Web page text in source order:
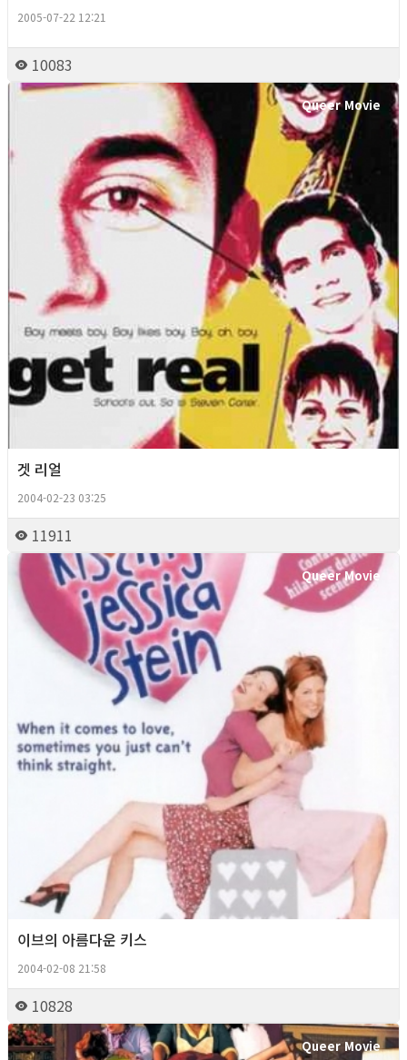
2005-07-22 12:21
10083
Queer Movie
겟 리얼
2004-02-23 03:25
11911
Queer Movie
이브의 아름다운 키스
2004-02-08 21:58
10828
Queer Movie